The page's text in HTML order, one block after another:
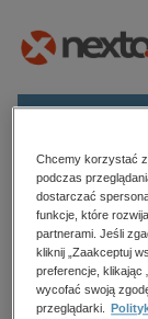
Kategorie
Zobacz
Strona główna
Maria
Chcemy korzystać
podczas
dostarczać
funkcje, które
partnerami. Jeśli
kliknij „Zaakceptuj
preferencje, klikając
wycofać swoją
przeglądarki.